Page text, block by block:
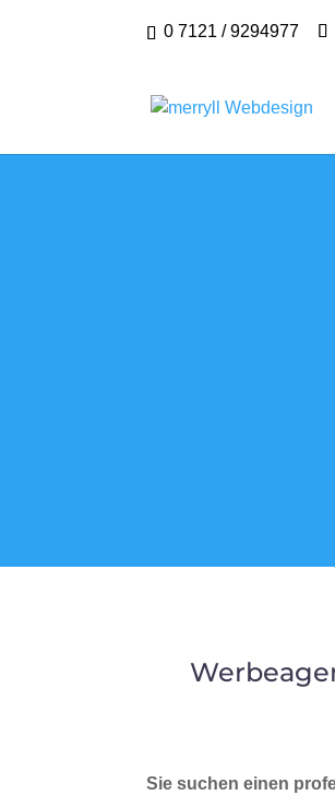
0 7121 / 9294977
Sie suchen einen